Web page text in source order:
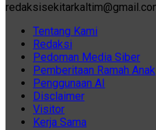
Tentang Kami
Redaksi
Pedoman Media Siber
Pemberitaan Ramah Anak
Penggunaan AI
Disclaimer
Visitor
Kerja Sama